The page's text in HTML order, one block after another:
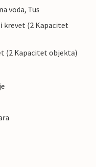
voda, Tus
krevet (2 Kapacitet
(2 Kapacitet objekta)